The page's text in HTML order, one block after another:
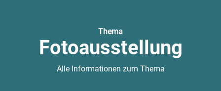
Thema
Fotoausstellung
Alle Informationen zum Thema